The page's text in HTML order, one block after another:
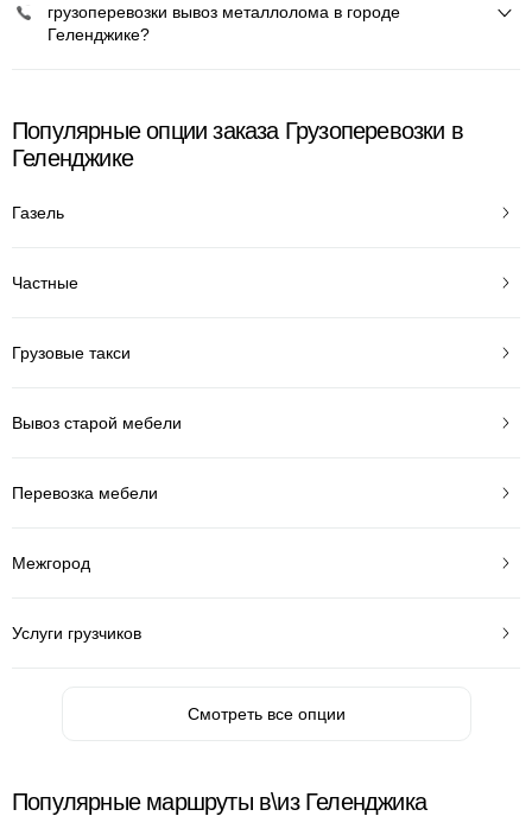
грузоперевозки вывоз металлолома в городе
Геленджике?
Популярные опции заказа Грузоперевозки в
Геленджике
Газель
Частные
Грузовые такси
Вывоз старой мебели
Перевозка мебели
Межгород
Услуги грузчиков
Смотреть все опции
Популярные маршруты в\из Геленджика